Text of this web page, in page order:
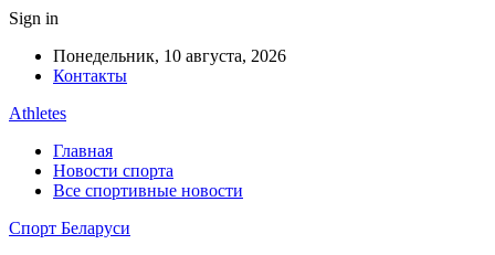
Sign in
Понедельник, 10 августа, 2026
Контакты
Athletes
Главная
Новости спорта
Все спортивные новости
Спорт Беларуси